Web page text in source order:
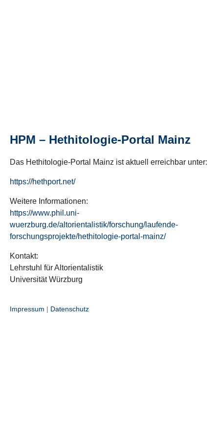
HPM – Hethitologie-Portal Mainz
Das Hethitologie-Portal Mainz ist aktuell erreichbar unter:
https://hethport.net/
Weitere Informationen:
https://www.phil.uni-
wuerzburg.de/altorientalistik/forschung/laufende-
forschungsprojekte/hethitologie-portal-mainz/
Kontakt:
Lehrstuhl für Altorientalistik
Universität Würzburg
Impressum | Datenschutz